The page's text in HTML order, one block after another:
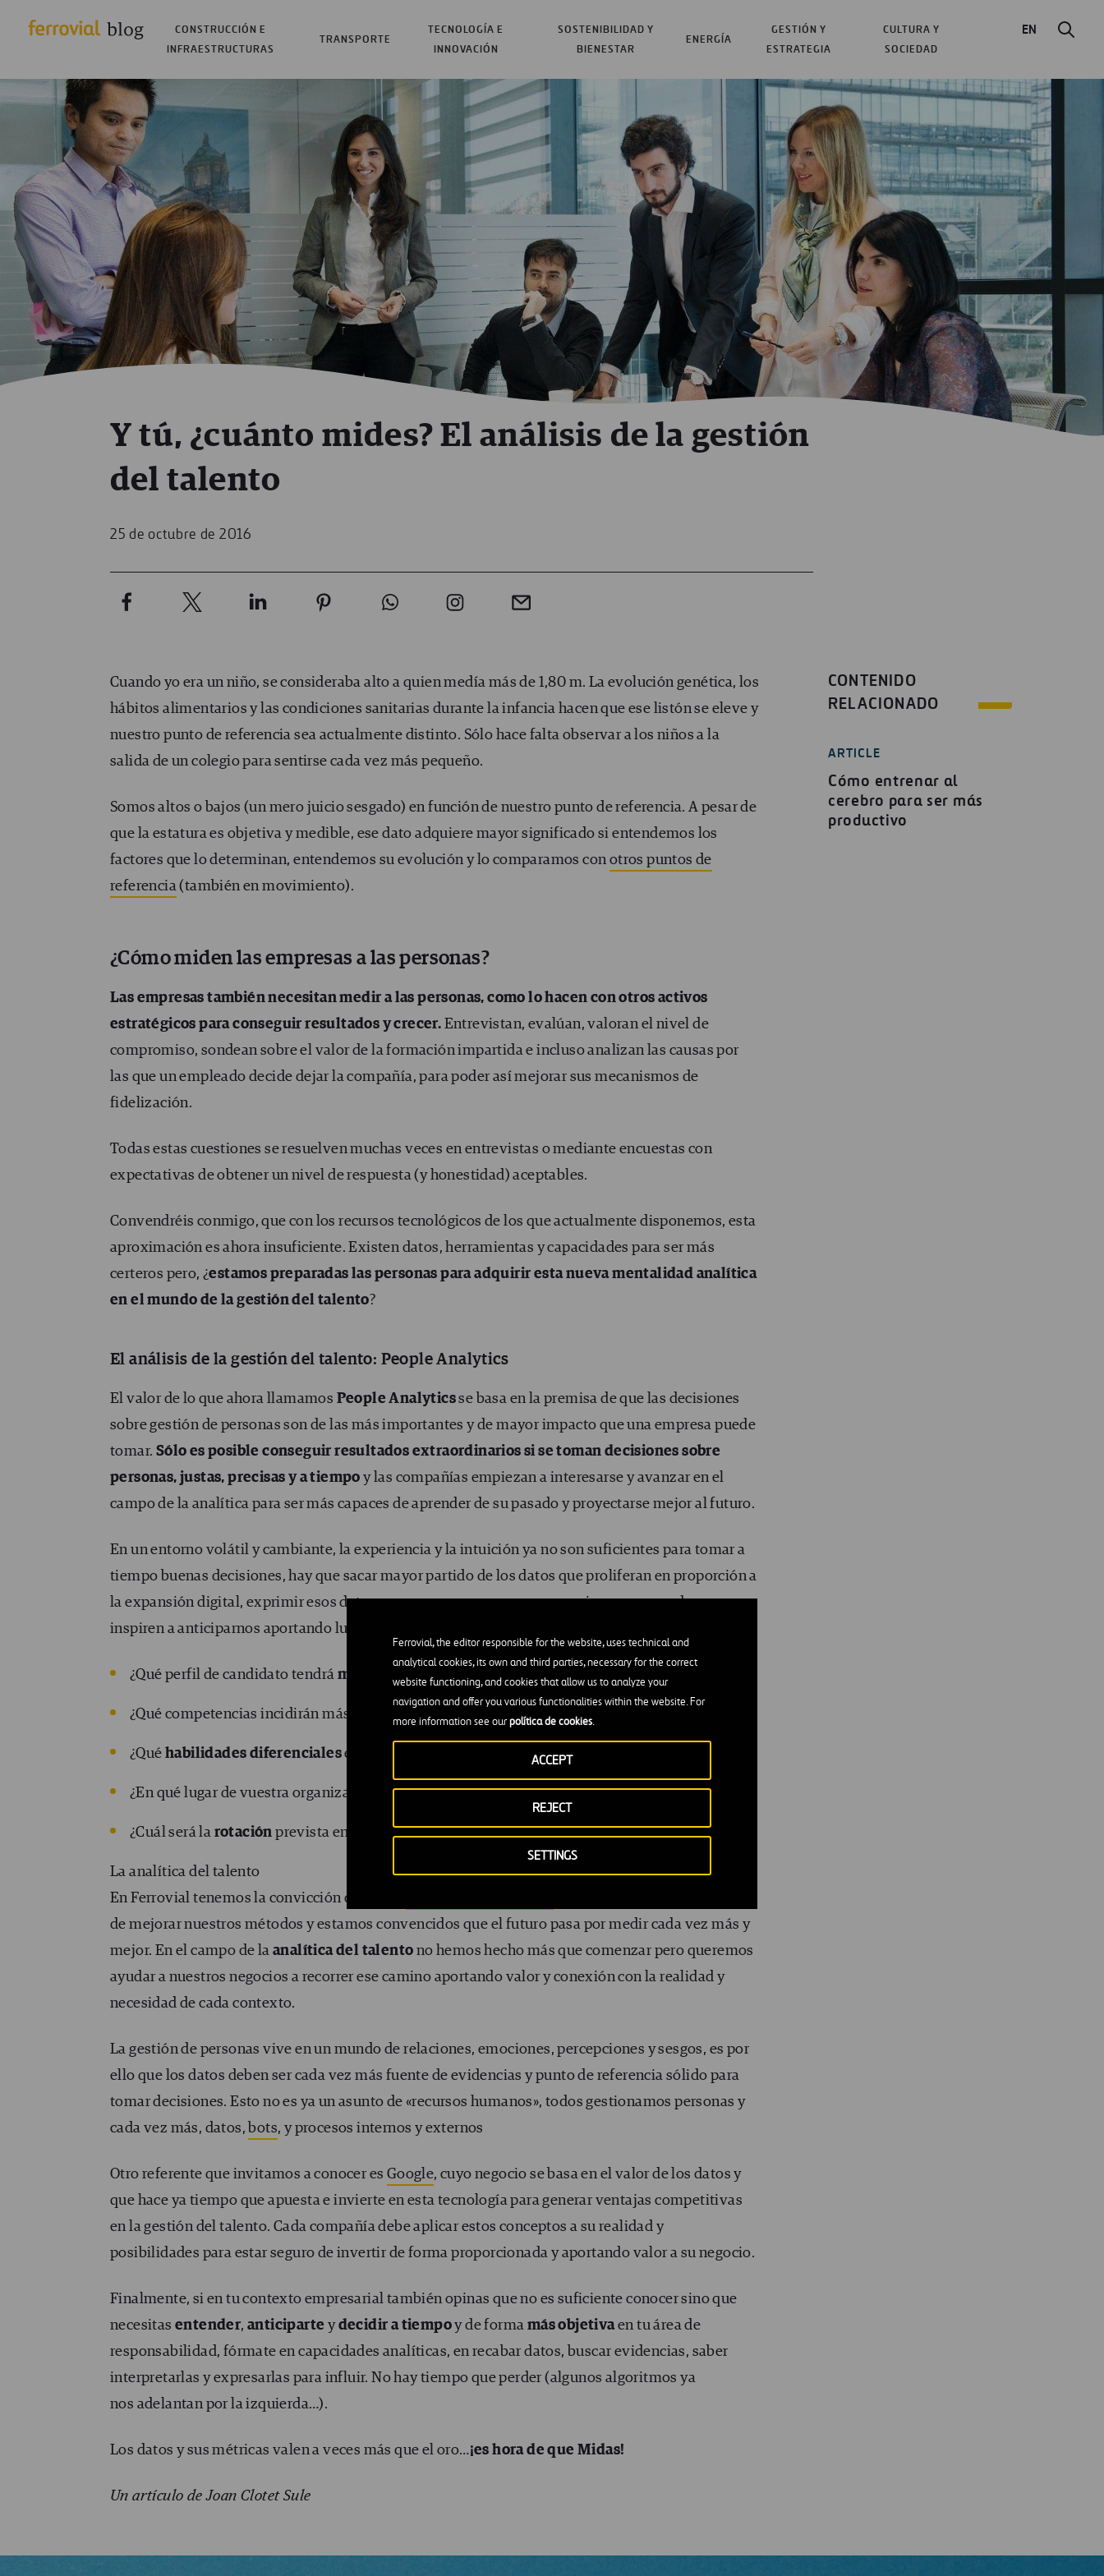
Ferrovial, the editor responsible for the website, uses technical and
analytical cookies, its own and third parties, necessary for the correct
website functioning, and cookies that allow us to analyze your
navigation and offer you various functionalities within the website. For
more information see ourpolítica de cookies.
SETTINGS
REJECT
ACCEPT
CONSTRUCCIÓN E
INFRAESTRUCTURAS
TRANSPORTE
TECNOLOGÍA E
INNOVACIÓN
SOSTENIBILIDAD Y
BIENESTAR
ENERGÍA
GESTIÓN Y
ESTRATEGIA
CULTURA Y
SOCIEDAD
EN
Y tú, ¿cuánto mides? El análisis de la gestión
del talento
25 de octubre de 2016
Cuando yo era un niño, se consideraba alto a quien medía más de 1,80 m. La evolución genética, los
hábitos alimentarios y las condiciones sanitarias durante la infancia hacen que ese listón se eleve y
nuestro punto de referencia sea actualmente distinto. Sólo hace falta observar a los niños a la
salida de un colegio para sentirse cada vez más pequeño.
Somos altos o bajos (un mero juicio sesgado) en función de nuestro punto de referencia. A pesar de
que la estatura es objetiva y medible, ese dato adquiere mayor significado si entendemos los
factores que lo determinan, entendemos su evolución y lo comparamos conotros puntos de
referencia(también en movimiento).
¿Cómo miden las empresas a las personas?
Las empresas también necesitan medir a las personas, como lo hacen con otros activos
estratégicos para conseguir resultados y crecer. Entrevistan, evalúan, valoran el nivel de
compromiso, sondean sobre el valor de la formación impartida e incluso analizan las causas por
las que un empleado decide dejar la compañía, para poder así mejorar sus mecanismos de
fidelización.
Todas estas cuestiones se resuelven muchas veces en entrevistas o mediante encuestas con
expectativas de obtener un nivel de respuesta (y honestidad) aceptables.
Convendréis conmigo, que con los recursos tecnológicos de los que actualmente disponemos, esta
aproximación es ahora insuficiente. Existen datos, herramientas y capacidades para ser más
certeros pero, ¿estamos preparadas las personas para adquirir esta nueva mentalidad analítica
en el mundo de la gestión del talento?
El análisis de la gestión del talento: People Analytics
El valor de lo que ahora llamamos People Analyticsse basa en la premisa de que las decisiones
sobre gestión de personas son de las más importantes y de mayor impacto que una empresa puede
tomar. Sólo es posible conseguir resultados extraordinarios si se toman decisiones sobre
personas, justas, precisas y a tiempoy las compañías empiezan a interesarse y avanzar en el
campo de la analítica para ser más capaces de aprender de su pasado y proyectarse mejor al futuro.
En un entorno volátil y cambiante, la experiencia y la intuición ya no son suficientes para tomar a
tiempo buenas decisiones, hay que sacar mayor partido de los datos que proliferan en proporción a
la expansión digital, exprimir esos datos para que se expresen y conseguir que nos ayuden e
inspiren a anticiparnos aportando luz (y nuevas preguntas) a cuestiones del tipo:
¿Qué perfil de candidato tendrá mayor potencial en vuestra empresa?
¿Qué competencias incidirán más en el desempeño de cierto colectivo?
¿Qué habilidades diferencialesen vuestro negocio serán necesarias y cuándo?
¿En qué lugar de vuestra organización están hoy estas habilidades?
¿Cuál será la rotación prevista en colectivos clave y cuándo se producirá?
La analítica del talento
En Ferrovial tenemos la convicción de que la
de mejorar nuestros métodos y estamos convencidos que el futuro pasa por medir cada vez más y
mejor. En el campo de la analítica del talento no hemos hecho más que comenzar pero queremos
ayudar a nuestros negocios a recorrer ese camino aportando valor y conexión con la realidad y
necesidad de cada contexto.
La gestión de personas vive en un mundo de relaciones, emociones, percepciones y sesgos, es por
ello que los datos deben ser cada vez más fuente de evidencias y punto de referencia sólido para
tomar decisiones. Esto no es ya un asunto de «recursos humanos», todos gestionamos personas y
cada vez más, datos, bots, y procesos internos y externos
Otro referente que invitamos a conocer es Google, cuyo negocio se basa en el valor de los datos y
que hace ya tiempo que apuesta e invierte en esta tecnología para generar ventajas competitivas
en la gestión del talento. Cada compañía debe aplicar estos conceptos a su realidad y
posibilidades para estar seguro de invertir de forma proporcionada y aportando valor a su negocio.
Finalmente, si en tu contexto empresarial también opinas que no es suficiente conocer sino que
necesitasentender,anticiparte ydecidir a tiempoy de forma más objetivaen tu área de
responsabilidad, fórmate en capacidades analíticas, en recabar datos, buscar evidencias, saber
interpretarlas y expresarlas para influir. No hay tiempo que perder (algunos algoritmos ya
nos adelantan por la izquierda…).
Los datos y sus métricas valen a veces más que el oro…¡es hora de que Midas!
Un artículo de Joan Clotet Sule
CONTENIDO
RELACIONADO
ARTICLE
Cómo entrenar al
cerebro para ser más
productivo